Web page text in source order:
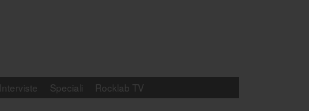
Interviste Speciali Rocklab TV